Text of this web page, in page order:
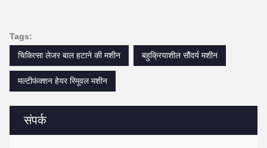
संपर्क
Tags:
चिकित्सा लेजर बाल हटाने की मशीन
बहुक्रियाशील सौंदर्य मशीन
मल्टीफंक्शन हेयर रिमूवल मशीन